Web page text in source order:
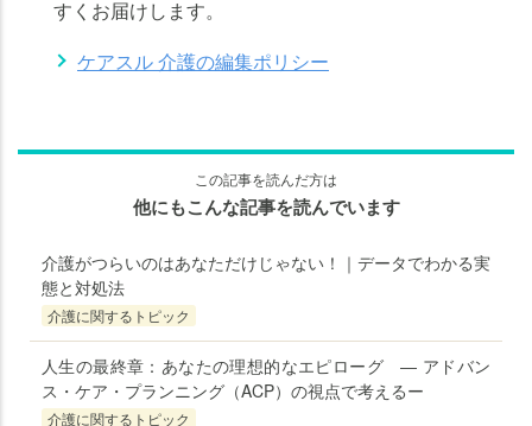
すくお届けします。
ケアスル 介護の編集ポリシー
この記事を読んだ方は
他にもこんな記事を読んでいます
介護がつらいのはあなただけじゃない！｜データでわかる実
態と対処法
介護に関するトピック
人生の最終章：あなたの理想的なエピローグ ― アドバン
ス・ケア・プランニング（ACP）の視点で考えるー
介護に関するトピック